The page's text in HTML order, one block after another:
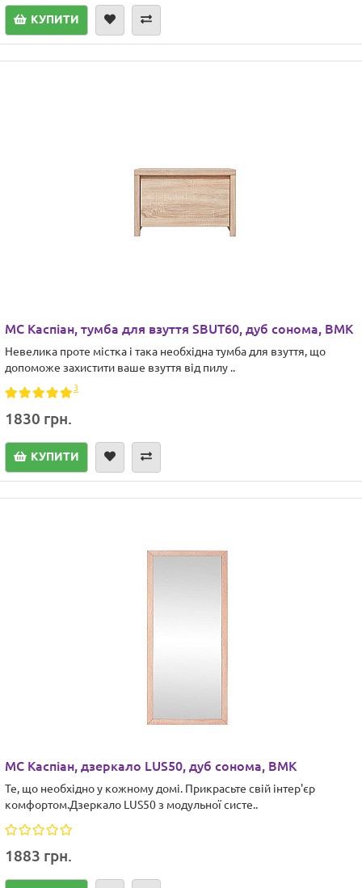
КУПИТИ
МС Каспіан, тумба для взуття SBUT60, дуб сонома, ВМК
Невелика проте містка і така необхідна тумба для взуття, що
допоможе захистити ваше взуття від пилу ..
3
1830 грн.
КУПИТИ
МС Каспіан, дзеркало LUS50, дуб сонома, ВМК
Те, що необхідно у кожному домі. Прикрасьте свій інтер'єр
комфортом.Дзеркало LUS50 з модульної систе..
1883 грн.